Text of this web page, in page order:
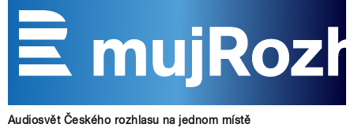
Audiosvět Českého rozhlasu na jednom místě